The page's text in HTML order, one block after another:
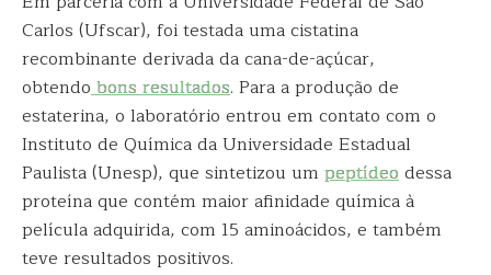
Carlos (Ufscar), foi testada uma cistatina
recombinante derivada da cana-de-açúcar,
obtendobons resultados. Para a produção de
estaterina, o laboratório entrou em contato com o
Instituto de Química da Universidade Estadual
Paulista (Unesp), que sintetizou um peptídeodessa
proteína que contém maior afinidade química à
película adquirida, com 15 aminoácidos, e também
teve resultados positivos.